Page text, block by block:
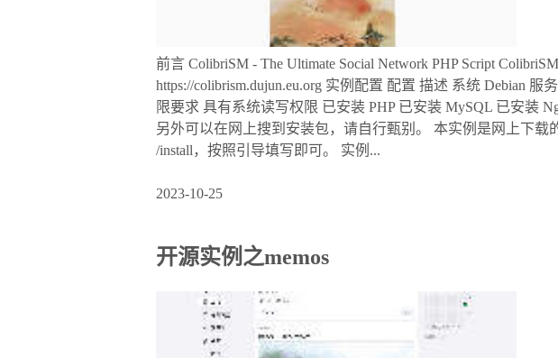
前言 ColibriSM - The Ultimate Social Network PHP Script
https://colibrism.dujun.eu.org 实例配置 配置 描述 系统 Debian
限要求 具有系统读写权限 已安装 PHP 已安装 MySQL 已安装
另外可以在网上搜到安装包，请自行甄别。 本实例是网上下载
/install，按照引导填写即可。 实例...
2023-10-25
开源实例之memos